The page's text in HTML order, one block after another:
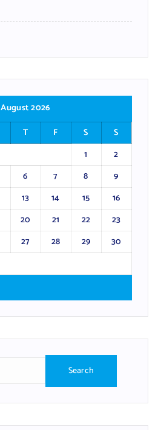
August 2026
T F S
S
1
2
6 7 8
9
13 14 15
16
20 21 22
23
27 28 29
30